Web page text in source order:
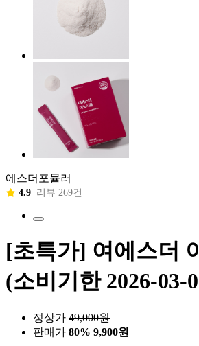
에스더포뮬러
4.9 리뷰 269건
[초특가] 여에스더
(소비기한 2026-03-
정상가 49,000원
판매가 80% 9,900원